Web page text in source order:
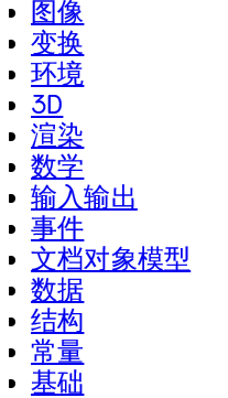
图像
变换
环境
3D
渲染
数学
输入输出
事件
文档对象模型
数据
结构
常量
基础